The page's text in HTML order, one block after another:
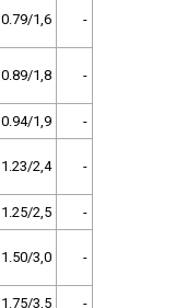
0.79/1,6 -
0.89/1,8 -
0.94/1,9 -
1.23/2,4 -
1.25/2,5 -
1.50/3,0 -
1.75/3,5 -